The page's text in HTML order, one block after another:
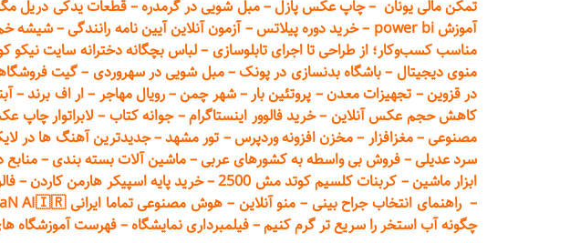
تمکن مالی یونان –چاپ عکس پازل–مبل شویی در گرمدره–قطعاتیدکی دریل
آموزش power bi
–خرید دورهپیلاتس–آزمون آنلاین آیین نامه رانندگی–شیشه
مناسب کسب‌وکار؛ از طراحی تا اجرای تابلوسازی –لباس بچگانه دخترانه سایت نیکو
منوی دیجیتال –باشگاه بدنسازی در پونک–مبل شویی در سهروردی –گیت
در قزوین– تجهیزات معدن– پروتئین بار –شهر چمن–رویال مهاجر –ار اف برند–
کاهش حجم عکس آنلاین –خرید فالوور اینستاگرام–جوانه کتاب – لابراتوار چاپ
مصنوعی–مغزافزار –مخزن افزونه وردپرس– تور مشهد–جدیدترین آهنگ ها در
سرد عدیلی–فروش بی واسطه بهکشورهای عربی–ماشین آلات بسته بندی–
ابزار ماشین– کربنات کلسیم کوتد مش 2500 –خرید پایه اسپیکر هارمن کاردن–
–راهنمای انتخاب جراح بینی – منو آنلاین – هوش مصنوعی تماما ایرانی IranniaN AI🇮🇷
چگونه آب استخر را سریع تر گرم کنیم–فیلمبرداری نمایشگاه–فهرست آموزشگاه